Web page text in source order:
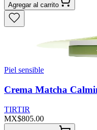
Agregar al carrito
Piel sensible
Crema Matcha
TIRTIR
MX$805.00